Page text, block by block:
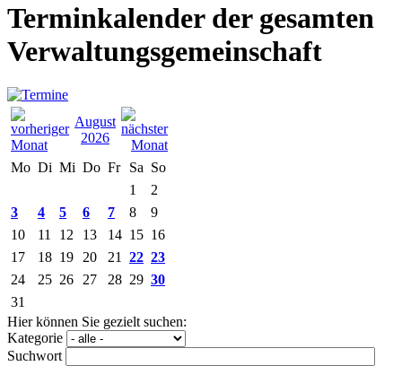
Terminkalender der gesamten
Verwaltungsgemeinschaft
August
2026
Mo Di Mi Do Fr Sa So
1
2
3
4 5 6 7 8
9
10
11 12 13 14 15 16
17
18 19 20 21 22 23
24
25 26 27 28 29 30
31
Hier können Sie gezielt suchen:
Kategorie
Suchwort